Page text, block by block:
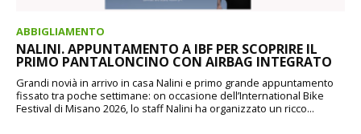
ABBIGLIAMENTO
NALINI. APPUNTAMENTO A IBF PER SCOPRIRE IL
PRIMO PANTALONCINO CON AIRBAG INTEGRATO
Grandi novià in arrivo in casa Nalini e primo grande appuntamento
fissato tra poche settimane: on occasione dell’International Bike
Festival di Misano 2026, lo staff Nalini ha organizzato un ricco...